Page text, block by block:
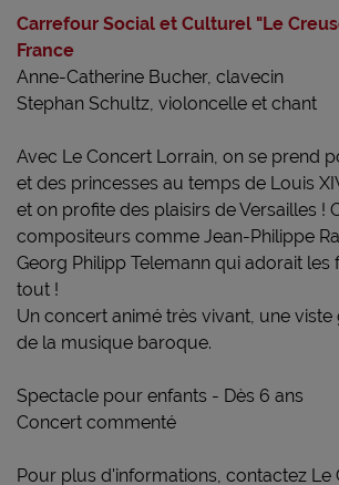
Carrefour Social et Culturel "Le
France
Anne-Catherine Bucher, clavecin
Stephan Schultz, violoncelle et chant
Avec Le Concert Lorrain, on se prend
et des princesses au temps de Louis
et on profite des plaisirs de Versailles !
compositeurs comme Jean-Philippe
Georg Philipp Telemann qui adorait les
tout !
Un concert animé très vivant, une
de la musique baroque.
Spectacle pour enfants - Dès 6 ans
Concert commenté
Pour plus d'informations, contactez Le